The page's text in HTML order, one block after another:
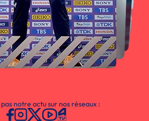
notre actu sur nos réseaux :